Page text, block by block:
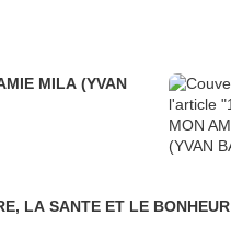
MILA (YVAN
LA SANTE ET LE BONHEUR